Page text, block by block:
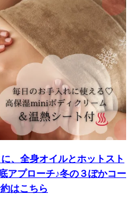
、全身オイルとホットスト
アプローチ♪冬の３ぽかコー
はこちら